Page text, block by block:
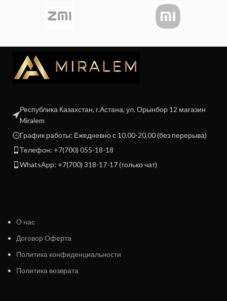
Республика Казахстан, г.Астана, ул. Орынбор 12 магазин
Miralem
График работы: Ежедневно с 10.00-20.00 (без перерыва)
Телефон: +7(700) 055-18-18
WhatsApp: +7(700) 318-17-17 (только чат)
О нас
Договор Оферта
Политика конфиденциальности
Политика возврата